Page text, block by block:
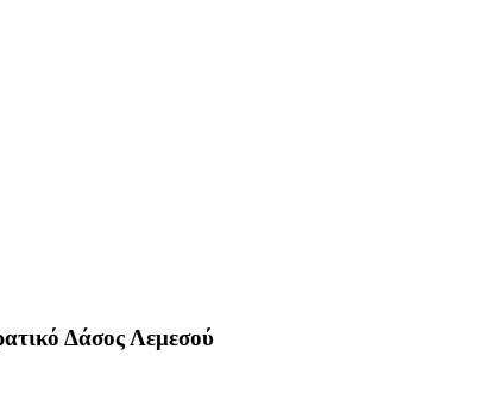
Δάσος Λεμεσού